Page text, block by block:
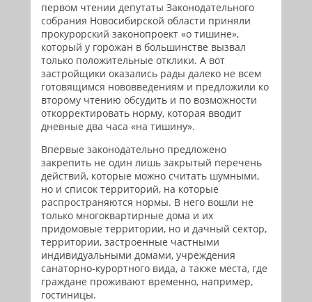
первом чтении депутаты Законодательного
собрания Новосибирской области приняли
прокурорский законопроект «о тишине»,
который у горожан в большинстве вызвал
только положительные отклики. А вот
застройщики оказались рады далеко не всем
готовящимся нововведениям и предложили ко
второму чтению обсудить и по возможности
откорректировать норму, которая вводит
дневные два часа «на тишину».
Впервые законодательно предложено
закрепить не один лишь закрытый перечень
действий, которые можно считать шумными,
но и список территорий, на которые
распространяются нормы. В него вошли не
только многоквартирные дома и их
придомовые территории, но и дачный сектор,
территории, застроенные частными
индивидуальными домами, учреждения
санаторно-курортного вида, а также места, где
граждане проживают временно, например,
гостиницы.